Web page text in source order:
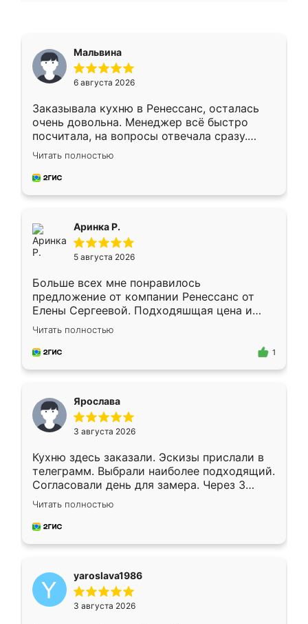
Мальвина
6 августа 2026
Заказывала кухню в Ренессанс, осталась
очень довольна. Менеджер всё быстро
посчитала, на вопросы отвечала сразу.
Замерщик приехал в субботу, подошёл к
делу со всей ответственностью. Собрали
за день, ребята работали аккуратно, даже
Читать полностью
Аринка Р.
5 августа 2026
Больше всех мне понравилось
предложение от компании Ренессанс от
Елены Сергеевой. Подходяшщая цена и
короткие сроки изготовления. Приехавший
для замера сотрудник Владислав
предложил по моему эскизу самый
Читать полностью
1
Ярослава
3 августа 2026
Кухню здесь заказали. Эскизы прислали в
телеграмм. Выбрали наиболее подходящий.
Согласовали день для замера. Через 3
недели кухня была уже готова. Остались
довольны работой. Спасибо Ренессанс
мебель за качественную работу!
Читать полностью
yaroslava1986
3 августа 2026